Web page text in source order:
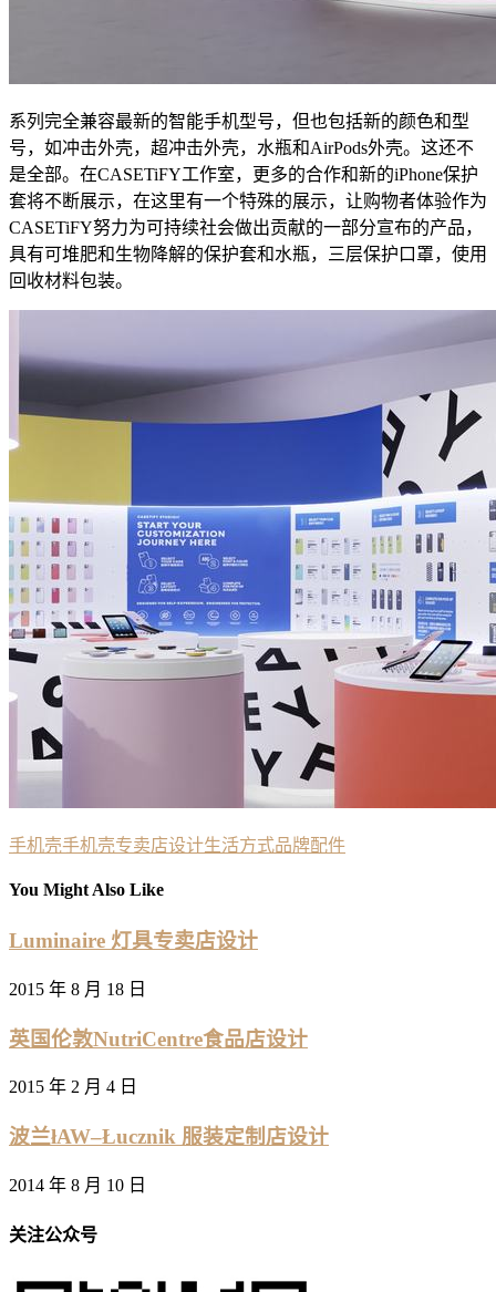
系列完全兼容最新的智能手机型号，但也包括新的颜色和型
号，如冲击外壳，超冲击外壳，水瓶和AirPods外壳。这还不
是全部。在CASETiFY工作室，更多的合作和新的iPhone保护
套将不断展示，在这里有一个特殊的展示，让购物者体验作为
CASETiFY努力为可持续社会做出贡献的一部分宣布的产品，
具有可堆肥和生物降解的保护套和水瓶，三层保护口罩，使用
回收材料包装。
手机壳手机壳专卖店设计生活方式品牌配件
You Might Also Like
Luminaire 灯具专卖店设计
2015 年 8 月 18 日
英国伦敦NutriCentre食品店设计
2015 年 2 月 4 日
波兰łAW–Łucznik 服装定制店设计
2014 年 8 月 10 日
关注公众号